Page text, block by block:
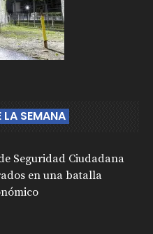
LA SEMANA
Seguridad Ciudadana
en una batalla